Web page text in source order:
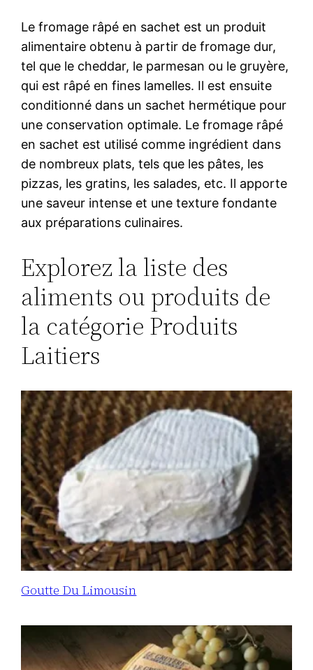
Le fromage râpé en sachet est un produit
alimentaire obtenu à partir de fromage dur,
tel que le cheddar, le parmesan ou le gruyère,
qui est râpé en fines lamelles. Il est ensuite
conditionné dans un sachet hermétique pour
une conservation optimale. Le fromage râpé
en sachet est utilisé comme ingrédient dans
de nombreux plats, tels que les pâtes, les
pizzas, les gratins, les salades, etc. Il apporte
une saveur intense et une texture fondante
aux préparations culinaires.
Explorez la liste des
aliments ou produits de
la catégorie Produits
Laitiers
Goutte Du Limousin